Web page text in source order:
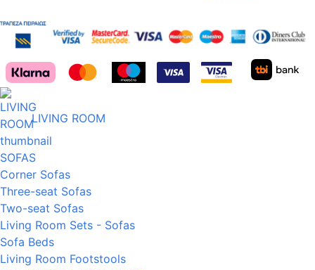
LIVING ROOM
SOFAS
Corner Sofas
Three-seat Sofas
Two-seat Sofas
Living Room Sets - Sofas
Sofa Beds
Living Room Footstools